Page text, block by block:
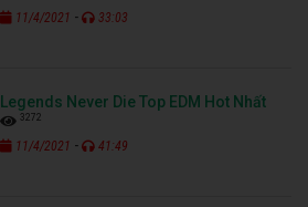
11/4/2021 - 33:03
Legends Never Die Top EDM Hot Nhất
3272
11/4/2021 - 41:49